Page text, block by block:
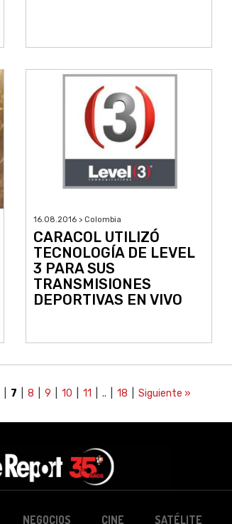
16.08.2016 > Colombia
CARACOL UTILIZÓ
TECNOLOGÍA DE LEVEL
3 PARA SUS
TRANSMISIONES
DEPORTIVAS EN VIVO
7 8 9 10 11 | .. | 18 Siguiente »
NEGOCIOS CINE SATÉLITE